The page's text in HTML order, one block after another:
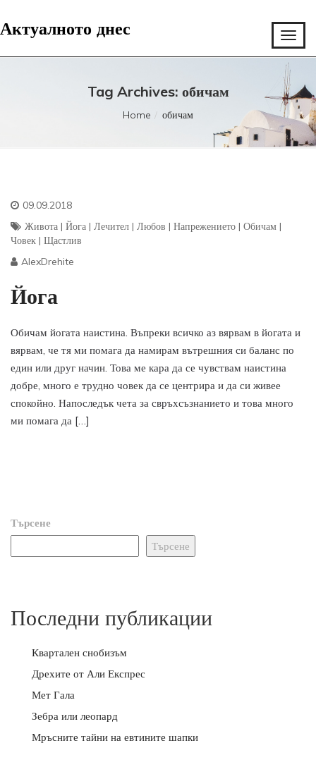
Актуалното днес
Tag Archives: обичам
Home обичам
09.09.2018
Живота | Йога | Лечител | Любов | Напрежението | Обичам |
Човек | Щастлив
AlexDrehite
Йога
Обичам йогата наистина. Въпреки всичко аз вярвам в йогата и
вярвам, че тя ми помага да намирам вътрешния си баланс по
един или друг начин. Това ме кара да се чувствам наистина
добре, много е трудно човек да се центрира и да си живее
спокойно. Напоследък чета за свръхсъзнанието и това много
ми помага да […]
Търсене
Търсене
Последни публикации
Квартален снобизъм
Дрехите от Али Експрес
Мет Гала
Зебра или леопард
Мръсните тайни на евтините шапки